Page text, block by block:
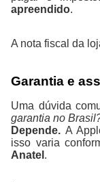
apreendido.
A nota fiscal da
Garantia e
Uma dúvida
garantia no
Depende. A
isso varia
Anatel .